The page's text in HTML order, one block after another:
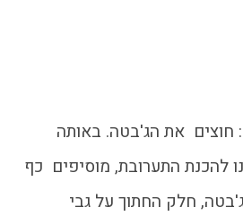
: חוצים את הג'בטה. באותה
התערובת, מוסיפים כף
חלק החתוך על גבי